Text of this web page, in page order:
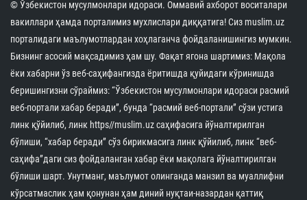
© Ўзбекистон мусулмонлари идораси. Оммавий ахборот воситалари
вакиллари ҳамда порталимиз мухлислари диққатига! Сиз muslim.uz
порталидаги маълумотлардан хоҳлаганча фойдаланишингиз мумкин.
Бизнинг асосий мақсадимиз ҳам шу. Фақат ягона шартимиз: Мақола
ёки хабарни ўз веб-саҳифангизда ёритишда қуйидаги кўринишда
беришингизни сўраймиз: “Ўзбекистон мусулмонлари идораси расмий
веб-портали хабар беради”, бунда “расмий веб-портали” сўзи устига
линк қўйилиб, линк https//muslim.uz саҳифасига йўналтирилган
бўлиши, “хабар беради” сўз бирикмасига линк қўйилиб, линк “веб-
саҳифа”даги сиз фойдаланган хабар ёки мақолага йўналтирилган
бўлиши шарт. Унутманг, маълумот олинганда манзил ва муаллифни
кўрсатмаслик ҳам қонунан ҳам диний нуқтаи-назардан қаттиқ